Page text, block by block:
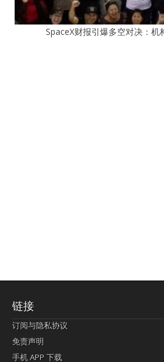
SpaceX财报引爆多空对决：机
链接
订阅与隐私协议
免责声明
手机 APP 下载